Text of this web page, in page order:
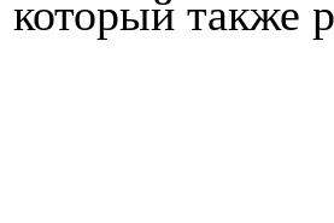
который также